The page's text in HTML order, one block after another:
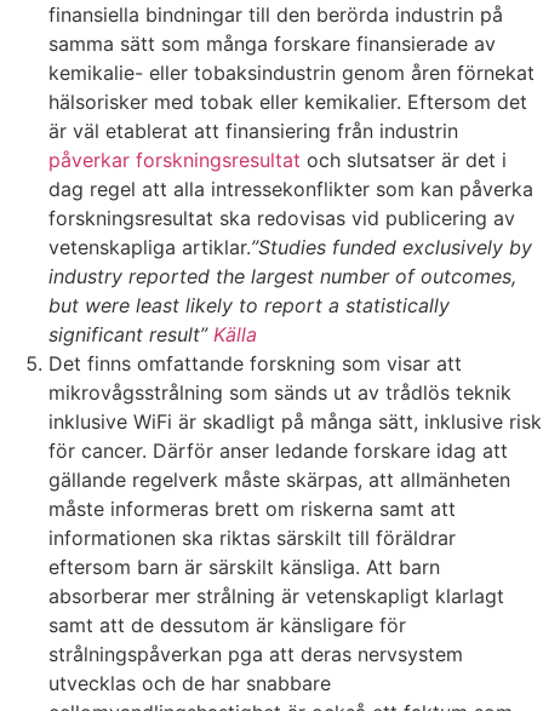
finansiella bindningar till den berörda industrin på
samma sätt som många forskare finansierade av
kemikalie- eller tobaksindustrin genom åren förnekat
hälsorisker med tobak eller kemikalier. Eftersom det
är väl etablerat att finansiering från industrin
påverkar forskningsresultat och slutsatser är det i
dag regel att alla intressekonflikter som kan påverka
forskningsresultat ska redovisas vid publicering av
vetenskapliga artiklar.”Studies funded exclusively by
industry reported the largest number of outcomes,
but were least likely to report a statistically
significant result” Källa
Det finns omfattande forskning som visar att
mikrovågsstrålning som sänds ut av trådlös teknik
inklusive WiFi är skadligt på många sätt, inklusive risk
för cancer. Därför anser ledande forskare idag att
gällande regelverk måste skärpas, att allmänheten
måste informeras brett om riskerna samt att
informationen ska riktas särskilt till föräldrar
eftersom barn är särskilt känsliga. Att barn
absorberar mer strålning är vetenskapligt klarlagt
samt att de dessutom är känsligare för
strålningspåverkan pga att deras nervsystem
utvecklas och de har snabbare